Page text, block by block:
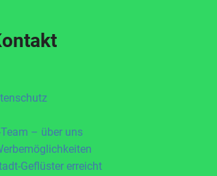
– über uns
Geflüster erreicht